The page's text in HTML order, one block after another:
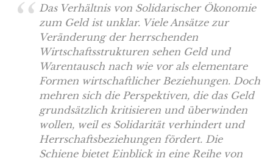
Das Verhältnis von Solidarischer Ökonomie
zum Geld ist unklar. Viele Ansätze zur
Veränderung der herrschenden
Wirtschaftsstrukturen sehen Geld und
Warentausch nach wie vor als elementare
Formen wirtschaftlicher Beziehungen. Doch
mehren sich die Perspektiven, die das Geld
grundsätzlich kritisieren und überwinden
wollen, weil es Solidarität verhindert und
Herrschaftsbeziehungen fördert. Die
Schiene bietet Einblick in eine Reihe von